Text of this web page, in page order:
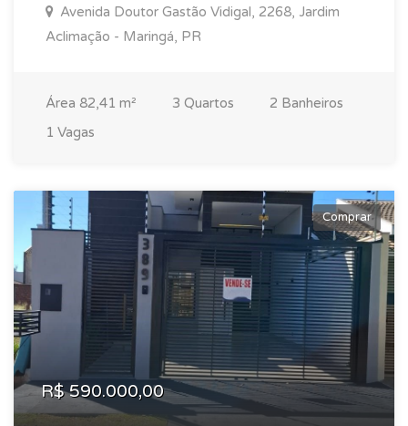
Avenida Doutor Gastão Vidigal, 2268, Jardim
Aclimação - Maringá, PR
Área 82,41 m² 3 Quartos
2 Banheiros
1 Vagas
Comprar
R$ 590.000,00